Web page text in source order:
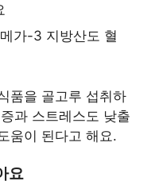
가-3 지방산도 혈
품을 골고루 섭취하
과 스트레스도 낮출
움이 된다고 해요.
요